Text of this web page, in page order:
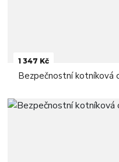
1 347 Kč
Bezpečnostní kotníková